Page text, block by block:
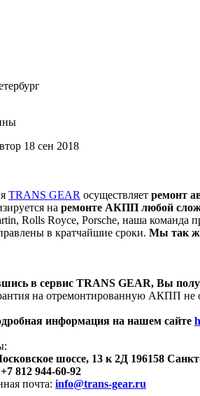
18 сен 2018
TRANS GEAR осуществляет ремонт
на ремонте АКПП любой
Rolls Royce, Porsche, наша команда
в кратчайшие сроки. Мы так
в сервис TRANS GEAR, Вы
на отремонтированную АКПП не
информация на нашем сайте
шоссе, 13 к 2Д 196158
+7 812 944-60-92
почта: info@trans-gear.ru